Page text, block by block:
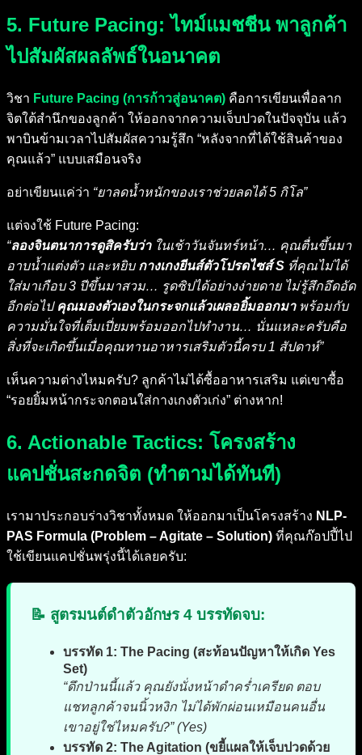
5. Future Pacing: ไทม์แมชชีน พาลูกค้า
ไปสัมผัสผลลัพธ์ในอนาคต
วิชา Future Pacing (การก้าวสู่อนาคต) คือการเขียนเพื่อลาก
จิตใต้สำนึกของลูกค้า ให้ออกจากความเจ็บปวดในปัจจุบัน แล้ว
พาบินข้ามเวลาไปสัมผัสความรู้สึก “หลังจากที่ได้ใช้สินค้าของ
คุณแล้ว” แบบเสมือนจริง
อย่าเขียนแค่ว่า “ยาลดน้ำหนักของเราช่วยลดได้ 5 กิโล”
แต่จงใช้ Future Pacing:
“ลองจินตนาการดูสิครับว่าในเช้าวันจันทร์หน้า… คุณตื่นขึ้นมา
อาบน้ำแต่งตัว และหยิบกางเกงยีนส์ตัวโปรดไซส์ S ที่คุณไม่ได้
ใส่มาเกือบ 3 ปีขึ้นมาสวม… รูดซิปได้อย่างง่ายดาย ไม่รู้สึกอึดอัด
อีกต่อไป คุณมองตัวเองในกระจกแล้วเผลอยิ้มออกมาพร้อมกับ
ความมั่นใจที่เต็มเปี่ยมพร้อมออกไปทำงาน… นั่นแหละครับคือ
สิ่งที่จะเกิดขึ้นเมื่อคุณทานอาหารเสริมตัวนี้ครบ 1 สัปดาห์”
เห็นความต่างไหมครับ? ลูกค้าไม่ได้ซื้ออาหารเสริม แต่เขาซื้อ
“รอยยิ้มหน้ากระจกตอนใส่กางเกงตัวเก่ง” ต่างหาก!
6. Actionable Tactics: โครงสร้าง
แคปชั่นสะกดจิต (ทำตามได้ทันที)
เรามาประกอบร่างวิชาทั้งหมด ให้ออกมาเป็นโครงสร้าง NLP-
PAS Formula (Problem – Agitate – Solution) ที่คุณก๊อปปี้ไป
ใช้เขียนแคปชั่นพรุ่งนี้ได้เลยครับ:
📝 สูตรมนต์ดำตัวอักษร 4 บรรทัดจบ:
บรรทัด 1: The Pacing (สะท้อนปัญหาให้เกิด Yes
Set)
“ดึกป่านนี้แล้ว คุณยังนั่งหน้าดำคร่ำเครียด ตอบ
แชทลูกค้าจนนิ้วหงิก ไม่ได้พักผ่อนเหมือนคนอื่น
เขาอยู่ใช่ไหมครับ?” (Yes)
บรรทัด 2: The Agitation (ขยี้แผลให้เจ็บปวดด้วย